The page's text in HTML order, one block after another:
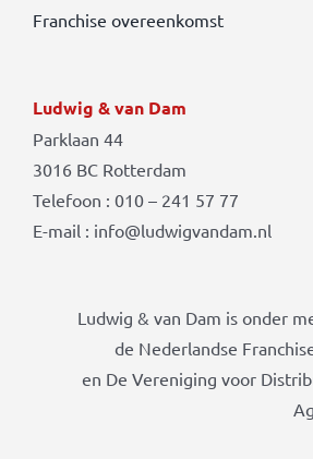
Franchise overeenkomst
Ludwig & van Dam
Parklaan 44
3016 BC Rotterdam
Telefoon : 010 – 241 57 77
E-mail : info@ludwigvandam.nl
Ludwig & van Dam is onder
de Nederlandse
en De Vereniging voor